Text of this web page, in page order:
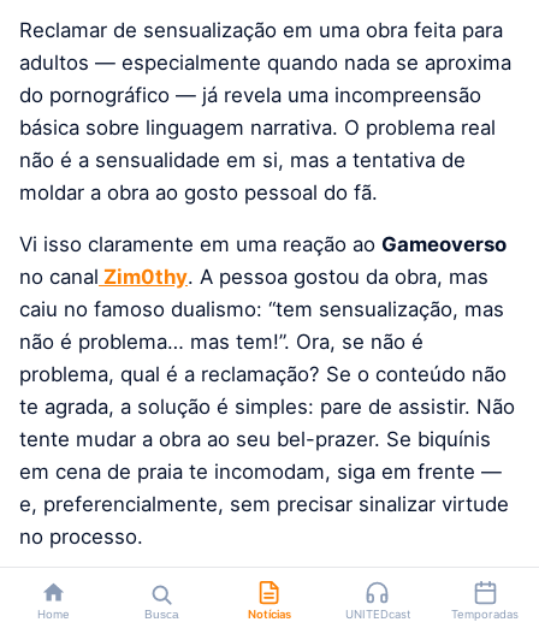
Reclamar de sensualização em uma obra feita para
adultos — especialmente quando nada se aproxima
do pornográfico — já revela uma incompreensão
básica sobre linguagem narrativa. O problema real
não é a sensualidade em si, mas a tentativa de
moldar a obra ao gosto pessoal do fã.
Vi isso claramente em uma reação ao Gameoverso
no canal Zim0thy. A pessoa gostou da obra, mas
caiu no famoso dualismo: “tem sensualização, mas
não é problema… mas tem!”. Ora, se não é
problema, qual é a reclamação? Se o conteúdo não
te agrada, a solução é simples: pare de assistir. Não
tente mudar a obra ao seu bel-prazer. Se biquínis
em cena de praia te incomodam, siga em frente —
e, preferencialmente, sem precisar sinalizar virtude
no processo.
A arte de ponderar
Home Busca Notícias UNITEDcast Temporadas